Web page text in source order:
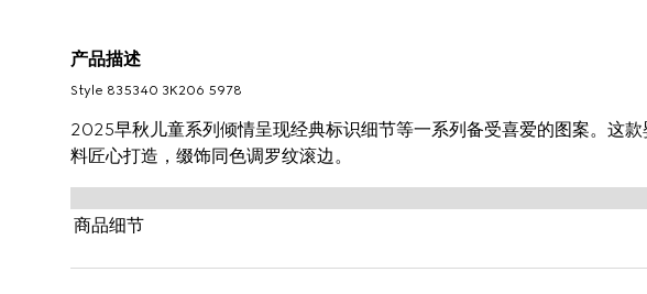
产品描述
Style ‎835340 3K206 5978
2025早秋儿童系列倾情呈现经典标识细节等一系列备受喜爱的图案。这
料匠心打造，缀饰同色调罗纹滚边。
商品细节